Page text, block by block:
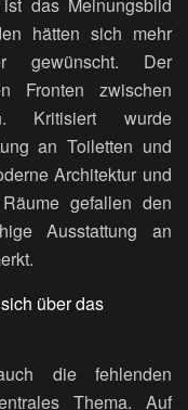
das Meinungsbild
hätten sich mehr
gewünscht. Der
Fronten zwischen
Kritisiert wurde
an Toiletten und
Architektur und
gefallen den
Ausstattung an
über das
die fehlenden
Thema. Auf